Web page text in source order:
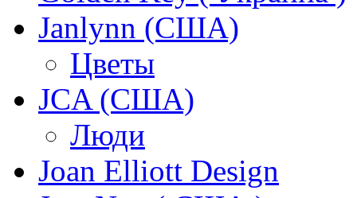
Janlynn (США)
Цветы
JCA (США)
Люди
Joan Elliott Design